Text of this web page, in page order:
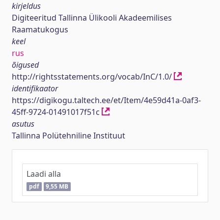
kirjeldus
Digiteeritud Tallinna Ülikooli Akadeemilises
Raamatukogus
keel
rus
õigused
http://rightsstatements.org/vocab/InC/1.0/
identifikaator
https://digikogu.taltech.ee/et/Item/4e59d41a-0af3-
45ff-9724-01491017f51c
asutus
Tallinna Polütehniline Instituut
Laadi alla
pdf 9,55 MB